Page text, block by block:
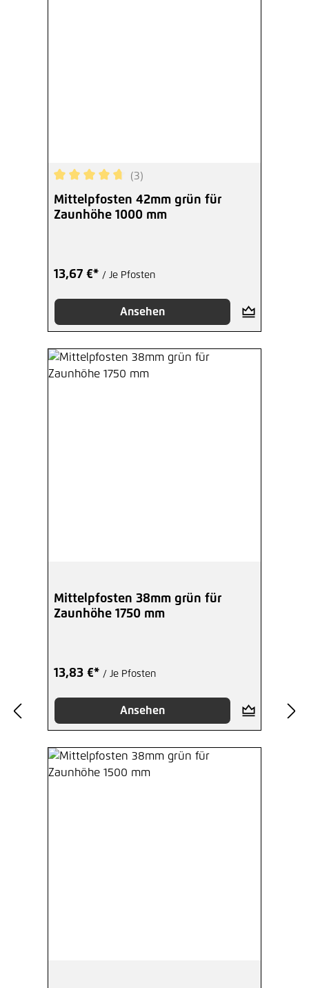
Durchschnittliche Bewertung von 4.67 von 5
(3)
Mittelpfosten 42mm grün für
Zaunhöhe 1000 mm
13,67 €* / Je Pfosten
Ansehen
Mittelpfosten 38mm grün für
Zaunhöhe 1750 mm
13,83 €* / Je Pfosten
Ansehen